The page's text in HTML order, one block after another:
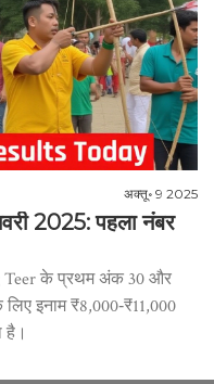
अक्तू॰ 9 2025
2025: पहला नंबर
Teer के प्रथम अंक 30 और
इनाम ₹8,000‑₹11,000
है।